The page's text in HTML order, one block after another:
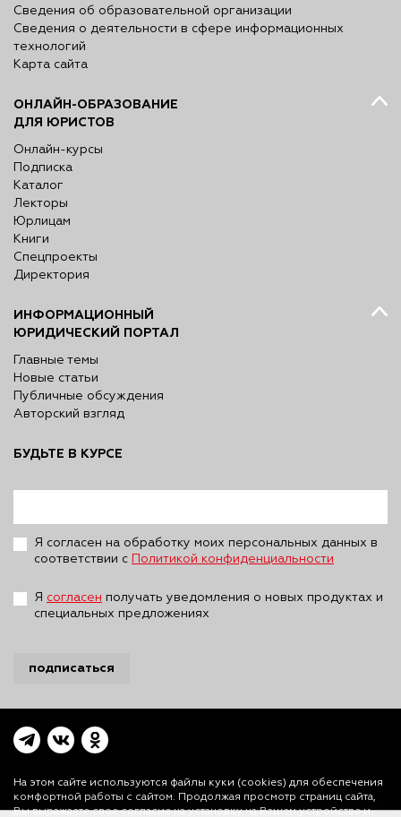
Сведения об образовательной организации
Сведения о деятельности в сфере информационных
технологий
Карта сайта
ОНЛАЙН-ОБРАЗОВАНИЕ
ДЛЯ ЮРИСТОВ
Онлайн-курсы
Подписка
Каталог
Лекторы
Юрлицам
Книги
Спецпроекты
Директория
ИНФОРМАЦИОННЫЙ
ЮРИДИЧЕСКИЙ ПОРТАЛ
Главные темы
Новые статьи
Публичные обсуждения
Авторский взгляд
БУДЬТЕ В КУРСЕ
Я согласен на обработку моих персональных данных в
соответствии с Политикой конфиденциальности
Я согласен получать уведомления о новых продуктах и
специальных предложениях
подписаться
На этом сайте используются файлы куки (cookies) для обеспечения
комфортной работы с сайтом. Продолжая просмотр страниц сайта,
Вы выражаете свое согласие на установку на Вашем устройстве и